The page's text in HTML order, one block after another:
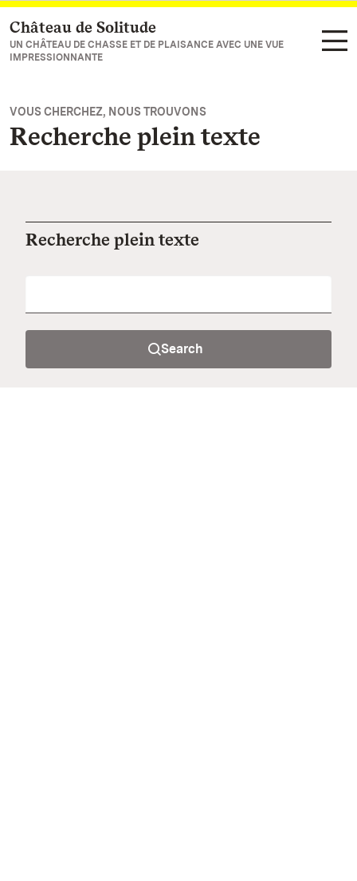
Vers la page d’accueil
Château de Solitude
UN CHÂTEAU DE CHASSE ET DE PLAISANCE AVEC UNE VUE
IMPRESSIONNANTE
VOUS CHERCHEZ, NOUS TROUVONS
Recherche plein texte
Recherche plein texte
Search